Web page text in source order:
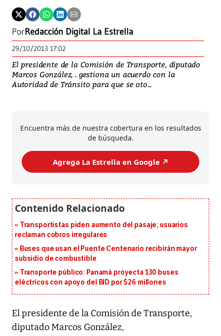
PorRedacción Digital La Estrella
29/10/2013 17:02
El presidente de la Comisión de Transporte, diputado
Marcos González, . gestiona un acuerdo con la
Autoridad de Tránsito para que se oto...
Encuentra más de nuestra cobertura en los resultados
de búsqueda.
Agrega La Estrella en Google ↗️
Transportistas piden aumento del pasaje; usuarios
reclaman cobros irregulares
Buses que usan el Puente Centenario recibirán mayor
subsidio de combustible
Transporte público: Panamá proyecta 130 buses
eléctricos con apoyo del BID por $26 millones
El presidente de la Comisión de Transporte,
diputado Marcos González,